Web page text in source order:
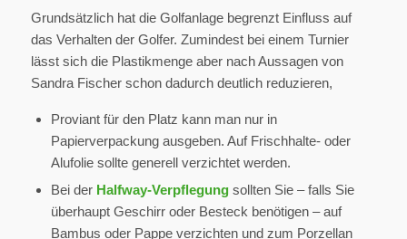
Grundsätzlich hat die Golfanlage begrenzt Einfluss auf
das Verhalten der Golfer. Zumindest bei einem Turnier
lässt sich die Plastikmenge aber nach Aussagen von
Sandra Fischer schon dadurch deutlich reduzieren,
Proviant für den Platz kann man nur in
Papierverpackung ausgeben. Auf Frischhalte- oder
Alufolie sollte generell verzichtet werden.
Bei der Halfway-Verpflegungsollten Sie – falls Sie
überhaupt Geschirr oder Besteck benötigen – auf
Bambus oder Pappe verzichten und zum Porzellan